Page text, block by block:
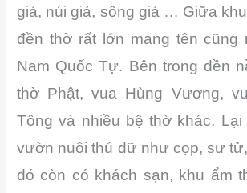
giả, núi giả, sông giả … Giữa
đền thờ rất lớn mang tên cũng
Nam Quốc Tự. Bên trong đền
thờ Phật, vua Hùng Vương,
Tông và nhiều bệ thờ khác.
vườn nuôi thú dữ như cọp, sư
đó còn có khách sạn, khu ẩm